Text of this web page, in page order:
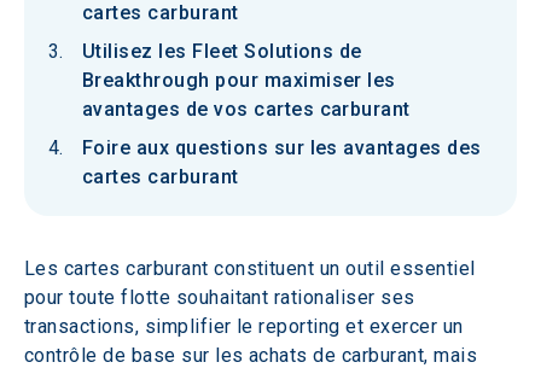
cartes carburant
Utilisez les Fleet Solutions de
Breakthrough pour maximiser les
avantages de vos cartes carburant
Foire aux questions sur les avantages des
cartes carburant
Les cartes carburant constituent un outil essentiel
pour toute flotte souhaitant rationaliser ses
transactions, simplifier le reporting et exercer un
contrôle de base sur les achats de carburant, mais